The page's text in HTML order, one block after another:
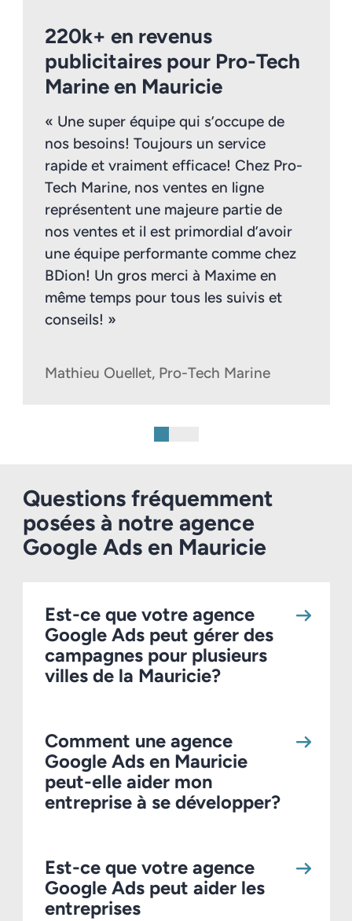
220k+ en revenus
publicitaires pour Pro-Tech
Marine en Mauricie
« Une super équipe qui s’occupe de
nos besoins! Toujours un service
rapide et vraiment efficace! Chez Pro-
Tech Marine, nos ventes en ligne
représentent une majeure partie de
nos ventes et il est primordial d’avoir
une équipe performante comme chez
BDion! Un gros merci à Maxime en
même temps pour tous les suivis et
conseils! »
Mathieu Ouellet, Pro-Tech Marine
Questions fréquemment
posées à notre agence
Google Ads en Mauricie
Est-ce que votre agence
Google Ads peut gérer des
campagnes pour plusieurs
villes de la Mauricie?
Comment une agence
Google Ads en Mauricie
peut-elle aider mon
entreprise à se développer?
Est-ce que votre agence
Google Ads peut aider les
entreprises